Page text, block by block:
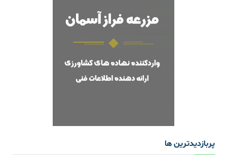
پربازدیدترین ها